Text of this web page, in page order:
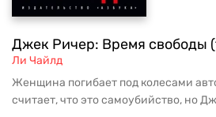
Джек Ричер: Время свободы
Ли Чайлд
Женщина погибает под колесами
считает, что это самоубийство, но